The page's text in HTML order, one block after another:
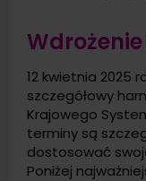
12 kwietnia 2025
szczegółowy
Krajowego
terminy są
dostosować
Poniżej